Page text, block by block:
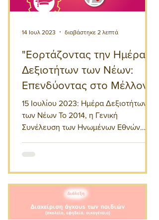
"Εορτάζοντας την Ημέρα
Δεξιοτήτων των Νέων:
Επενδύοντας στο Μέλλον.
15 Ιουλίου 2023: Ημέρα Δεξιοτήτων
των Νέων Το 2014, η Γενική
Συνέλευση των Ηνωμένων Εθνών
Δεξιοτήτων των...
14 Ιουλ 2023 διαβάστηκε 2 λεπτά